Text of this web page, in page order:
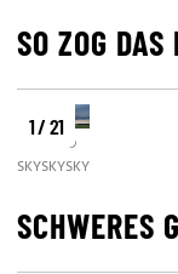
SO ZOG
1 / 21
SKYWARN.AT/
SKYWARN.AT
©
SKYWARN.AT/
SCHWERES